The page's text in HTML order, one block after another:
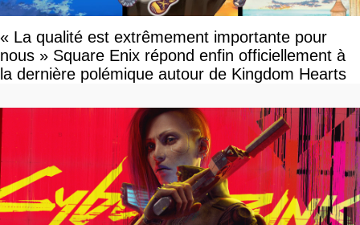
« La qualité est extrêmement importante pour
nous » Square Enix répond enfin officiellement à
la dernière polémique autour de Kingdom Hearts